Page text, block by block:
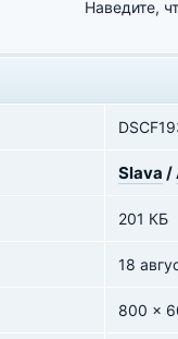
Наведите,
Slava /
201 КБ
18
800 x